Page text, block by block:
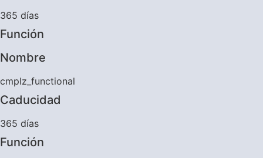
365 días
Función
Nombre
cmplz_functional
Caducidad
365 días
Función